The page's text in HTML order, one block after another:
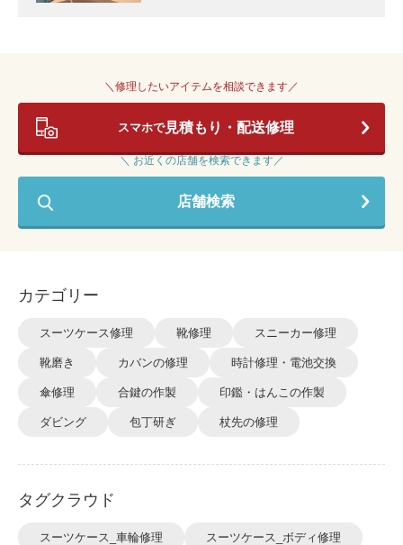
＼修理したいアイテムを相談できます／
スマホで見積もり・配送修理
＼ お近くの店舗を検索できます／
店舗検索
カテゴリー
スーツケース修理 靴修理 スニーカー修理
靴磨き カバンの修理 時計修理・電池交換
傘修理 合鍵の作製 印鑑・はんこの作製
ダビング 包丁研ぎ 杖先の修理
タグクラウド
スーツケース_車輪修理 スーツケース_ボディ修理